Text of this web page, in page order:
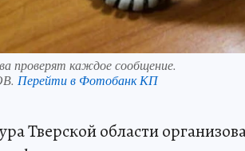
проверят каждое сообщение.
Перейти в Фотобанк КП
Тверской области